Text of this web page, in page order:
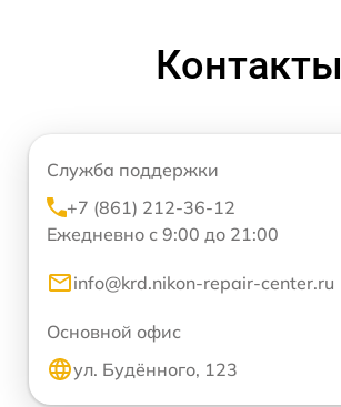
Контакты
Служба поддержки
+7 (861) 212-36-12
Ежедневно с 9:00 до 21:00
info@krd.nikon-repair-center.ru
Основной офис
ул. Будённого, 123